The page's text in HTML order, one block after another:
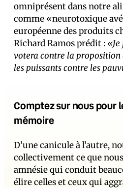
omniprésent dans notre
comme «neurotoxique
européenne des produits
Richard Ramos prédit :
votera contre la
les puissants contre les
Comptez sur nous pour
mémoire
D’une canicule à l’autre,
collectivement ce que
amnésie qui conduit
élire celles et ceux qui